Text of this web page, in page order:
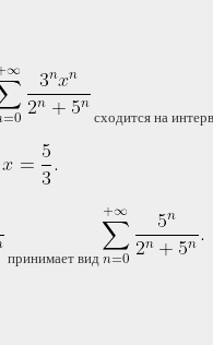
сходится на
принимает вид